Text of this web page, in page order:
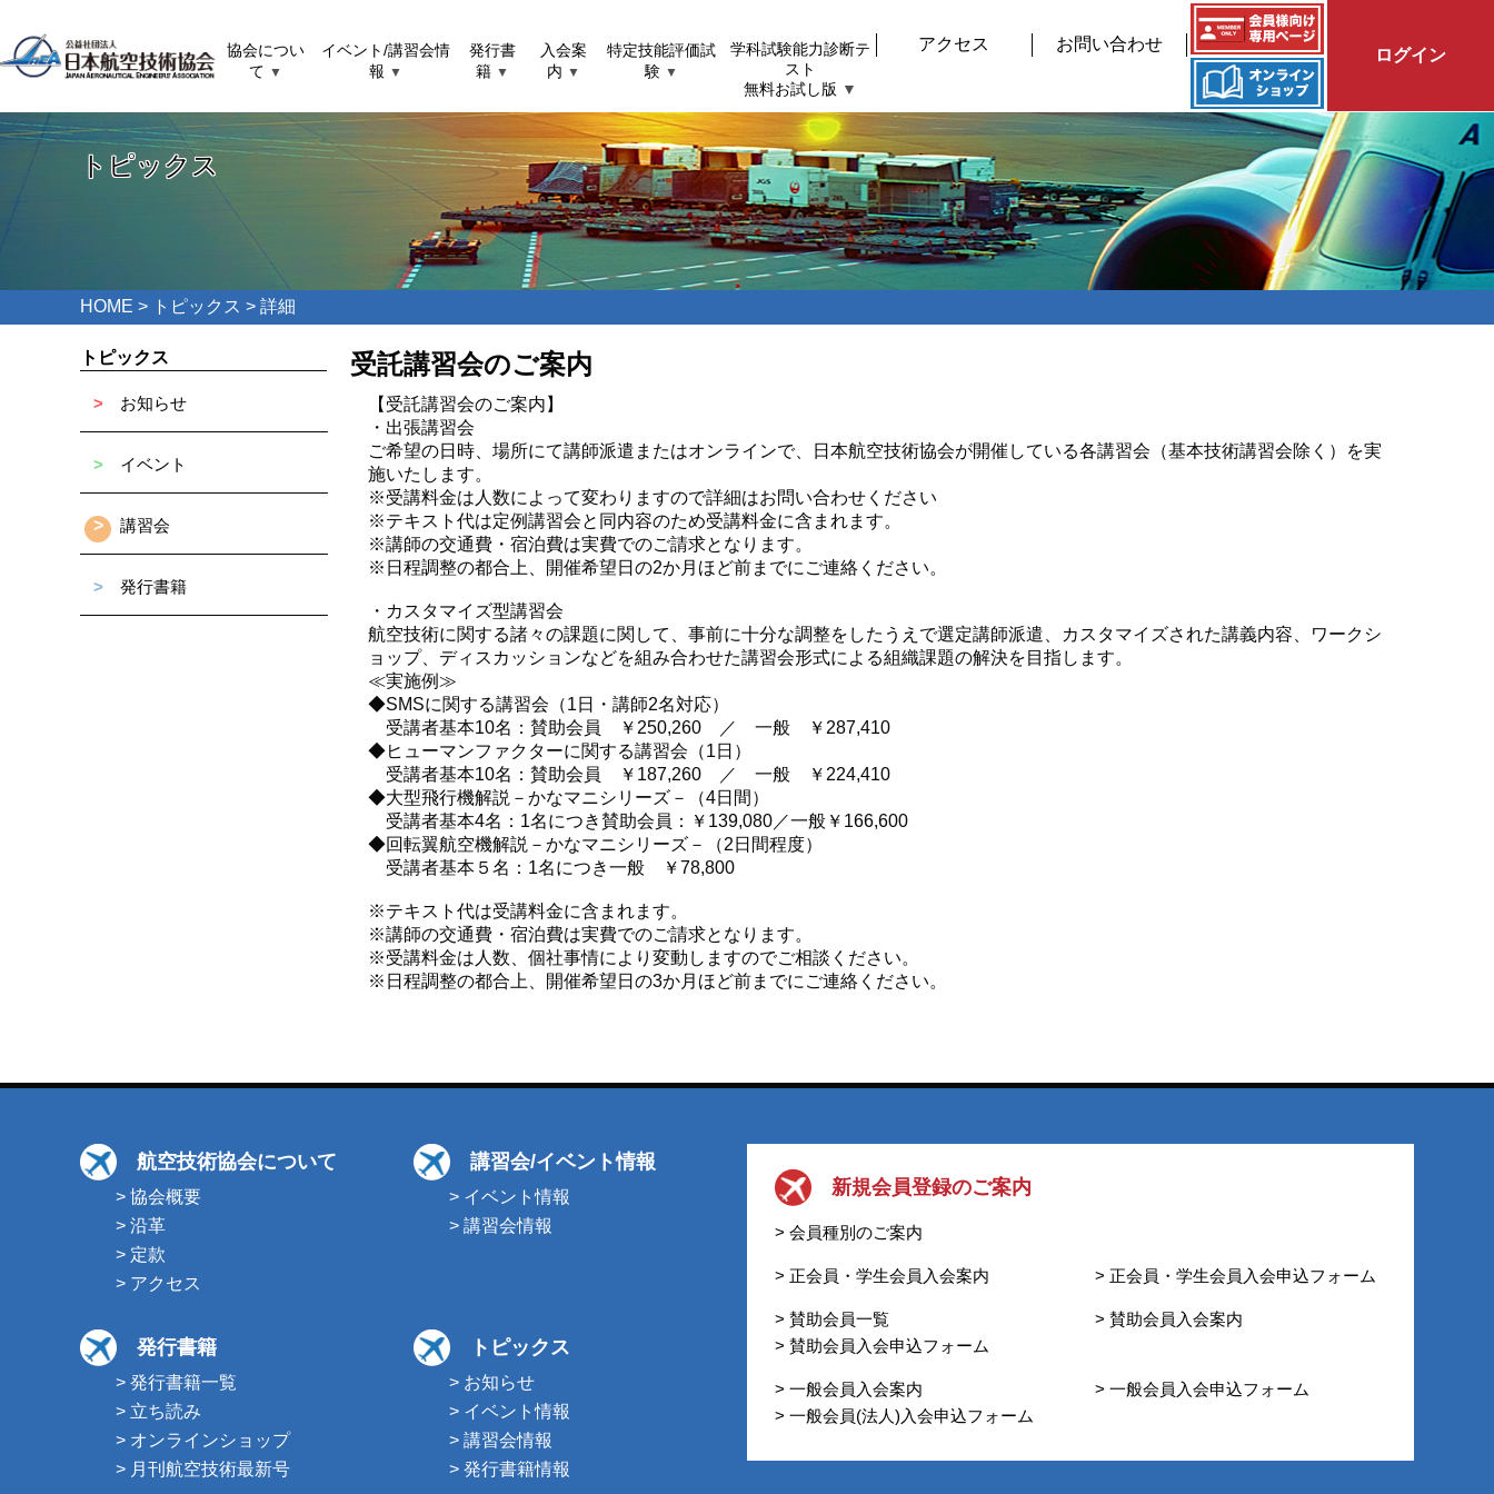
協会につい
て ▼
イベント/講習会情
報 ▼
発行書
籍 ▼
入会案
内 ▼
特定技能評価試
験 ▼
学科試験能力診断テ
スト
無料お試し版 ▼
アクセス お問い合わせ
ログイン
トピックス
HOME > トピックス > 詳細
トピックス
> お知らせ
> イベント
> 講習会
> 発行書籍
受託講習会のご案内
【受託講習会のご案内】
・出張講習会
ご希望の日時、場所にて講師派遣またはオンラインで、日本航空技術協会が開催している各講習会（基本技術講習会除く）を実
施いたします。
※受講料金は人数によって変わりますので詳細はお問い合わせください
※テキスト代は定例講習会と同内容のため受講料金に含まれます。
※講師の交通費・宿泊費は実費でのご請求となります。
※日程調整の都合上、開催希望日の2か月ほど前までにご連絡ください。
・カスタマイズ型講習会
航空技術に関する諸々の課題に関して、事前に十分な調整をしたうえで選定講師派遣、カスタマイズされた講義内容、ワークシ
ョップ、ディスカッションなどを組み合わせた講習会形式による組織課題の解決を目指します。
≪実施例≫
◆SMSに関する講習会（1日・講師2名対応）
受講者基本10名：賛助会員 ￥250,260 ／ 一般 ￥287,410
◆ヒューマンファクターに関する講習会（1日）
受講者基本10名：賛助会員 ￥187,260 ／ 一般 ￥224,410
◆大型飛行機解説－かなマニシリーズ－（4日間）
受講者基本4名：1名につき賛助会員：￥139,080／一般￥166,600
◆回転翼航空機解説－かなマニシリーズ－（2日間程度）
受講者基本５名：1名につき一般 ￥78,800
※テキスト代は受講料金に含まれます。
※講師の交通費・宿泊費は実費でのご請求となります。
※受講料金は人数、個社事情により変動しますのでご相談ください。
※日程調整の都合上、開催希望日の3か月ほど前までにご連絡ください。
航空技術協会について
> 協会概要
> 沿革
> 定款
> アクセス
講習会/イベント情報
> イベント情報
> 講習会情報
発行書籍
> 発行書籍一覧
> 立ち読み
> オンラインショップ
> 月刊航空技術最新号
トピックス
> お知らせ
> イベント情報
> 講習会情報
> 発行書籍情報
新規会員登録のご案内
> 会員種別のご案内
> 正会員・学生会員入会案内 > 正会員・学生会員入会申込フォーム
> 賛助会員一覧
> 賛助会員入会案内
> 賛助会員入会申込フォーム
> 一般会員入会案内
> 一般会員入会申込フォーム
> 一般会員(法人)入会申込フォーム